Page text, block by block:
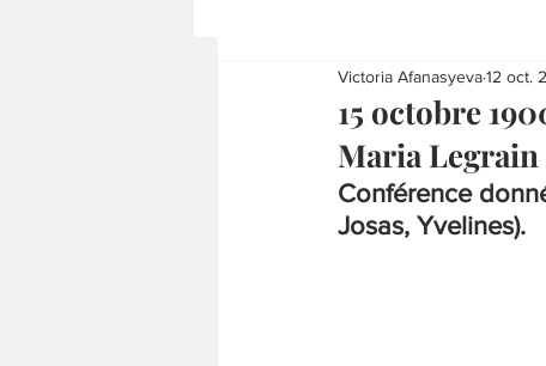
15 octobre
Maria Legrain
Victoria Afanasyeva12 oct.
Conférence
Josas, Yvelines).